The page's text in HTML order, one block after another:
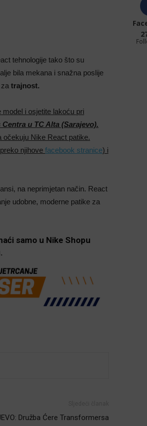
tehnologije tako što su
bila mekana i snažna poslije
trajnost.
i osjetite lakoću pri
u TC Alta (Sarajevo).
očekuju Nike React patike.
njihove facebook stranice) i
na neprimjetan način. React
udobne, moderne patike za
samo u Nike Shopu
Družba Ćere Transformersa